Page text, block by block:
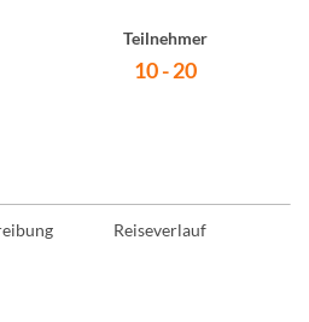
Teilnehmer
10 - 20
Reiseverlauf